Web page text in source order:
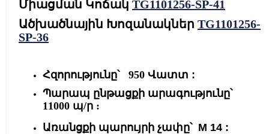
Միացման Կոճակ TG1101256-SP-41
Ածխածնային Խոզանակներ TG1101256-
SP-36
Հզորությունը՝ 950 Վատտ :
Պարապ ընթացքի արագությունը՝
11000 պ/ր :
Առանցքի պարույրի չափը՝ М 14 :